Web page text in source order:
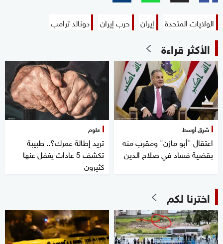
الولايات المتحدة إيران حرب إيران دونالد ترامب
الأكثر قراءة
شرق أوسط
اعتقال "أبو مازن" ومقرب منه
بقضية فساد في صلاح الدين
علوم
تريد إطالة عمرك؟.. طبيبة
تكشف 5 عادات يغفل عنها
كثيرون
اخترنا لكم